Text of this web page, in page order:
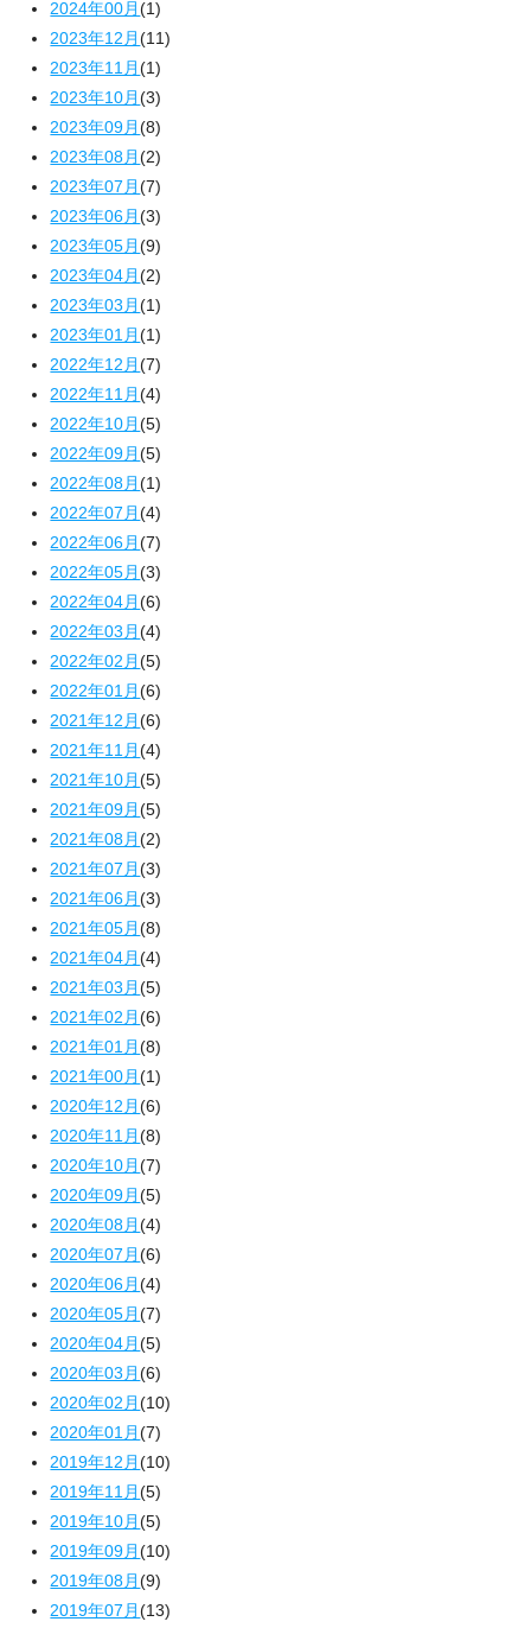
2024年00月(1)
2023年12月(11)
2023年11月(1)
2023年10月(3)
2023年09月(8)
2023年08月(2)
2023年07月(7)
2023年06月(3)
2023年05月(9)
2023年04月(2)
2023年03月(1)
2023年01月(1)
2022年12月(7)
2022年11月(4)
2022年10月(5)
2022年09月(5)
2022年08月(1)
2022年07月(4)
2022年06月(7)
2022年05月(3)
2022年04月(6)
2022年03月(4)
2022年02月(5)
2022年01月(6)
2021年12月(6)
2021年11月(4)
2021年10月(5)
2021年09月(5)
2021年08月(2)
2021年07月(3)
2021年06月(3)
2021年05月(8)
2021年04月(4)
2021年03月(5)
2021年02月(6)
2021年01月(8)
2021年00月(1)
2020年12月(6)
2020年11月(8)
2020年10月(7)
2020年09月(5)
2020年08月(4)
2020年07月(6)
2020年06月(4)
2020年05月(7)
2020年04月(5)
2020年03月(6)
2020年02月(10)
2020年01月(7)
2019年12月(10)
2019年11月(5)
2019年10月(5)
2019年09月(10)
2019年08月(9)
2019年07月(13)